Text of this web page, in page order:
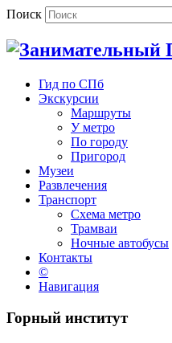
Поиск
Гид по СПб
Экскурсии
Маршруты
У метро
По городу
Пригород
Музеи
Развлечения
Транспорт
Схема метро
Трамваи
Ночные автобусы
Контакты
©
Навигация
Горный институт